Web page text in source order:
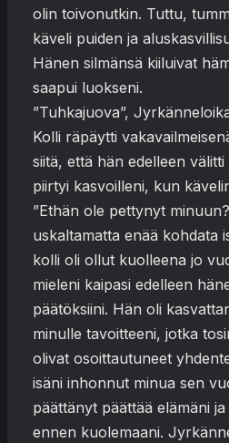
olin toivonutkin. Tuttu,
käveli puiden ja
Hänen silmänsä kiiluivat
saapui luokseni.
”Tuhkajuova”,
Kolli räpäytti
siitä, että hän edelleen
piirtyi kasvoilleni, kun
”Ethän ole pettynyt
uskaltamatta enää kohdata
kolli oli ollut kuolleena jo
mieleni kaipasi edelleen
päätöksiini. Hän oli
minulle tavoitteeni, jotka
olivat osoittautuneet
isäni inhonnut minua sen
päättänyt päättää elämäni
ennen kuolemaani.